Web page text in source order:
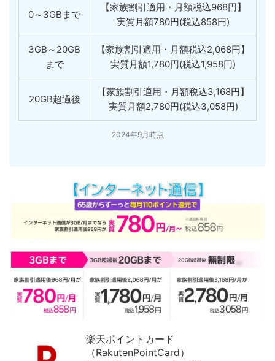
0～3GBまで
【家族割引適用・月額税込968円】
実質月額780円(税込858円)
3GB～20GB
まで
【家族割引適用・月額税込2,068円】
実質月額1,780円(税込1,958円)
20GB超過後
【家族割引適用・月額税込3,168円】
実質月額2,780円(税込3,058円)
2024年9月時点
楽天ポイントカード
（RakutenPointCard）